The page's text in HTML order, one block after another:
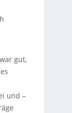
gut,
und –